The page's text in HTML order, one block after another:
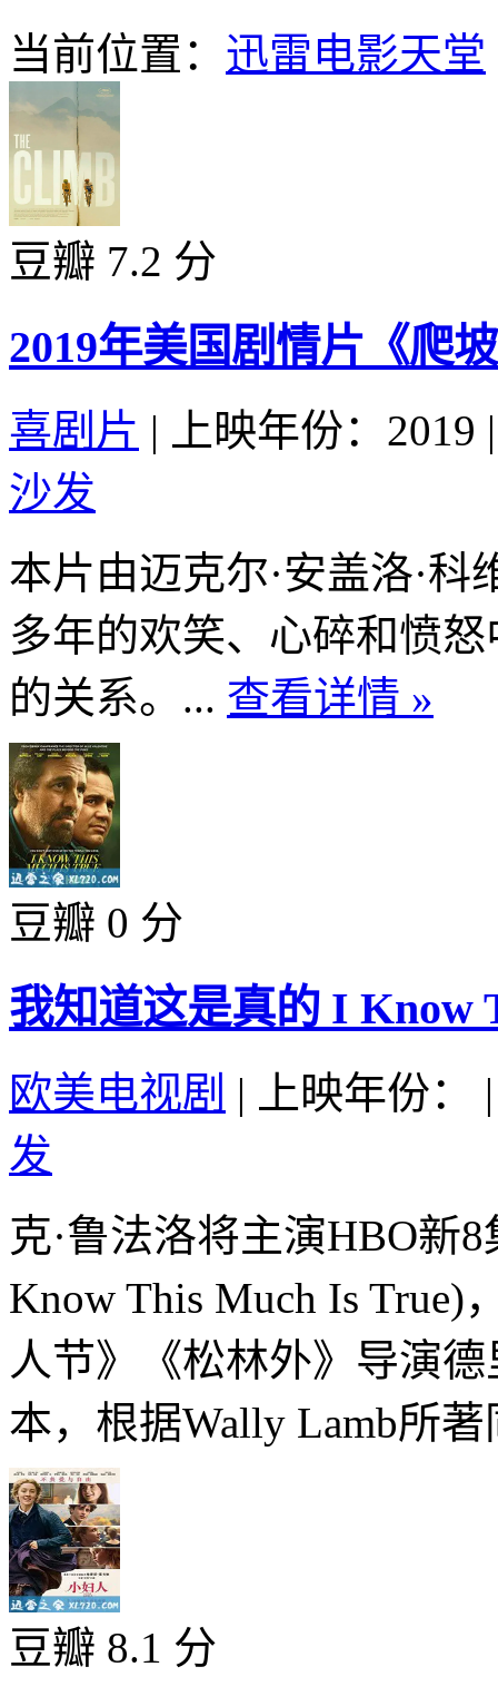
当前位置： 迅雷电影天堂
豆瓣 7.2 分
2019年美国剧情片《爬
喜剧片 | 上映年份：2019 |
沙发
本片由迈克尔·安盖洛·
多年的欢笑、心碎和愤
的关系。... 查看详情 »
豆瓣 0 分
我知道这是真的 I Know
欧美电视剧 | 上映年份：
|
发
克·鲁法洛将主演HBO新
Know This Much Is
人节》《松林外》导演
本，根据Wally Lamb所
豆瓣 8.1 分